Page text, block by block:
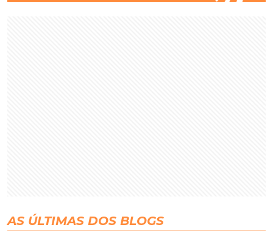
AS ÚLTIMAS DOS BLOGS